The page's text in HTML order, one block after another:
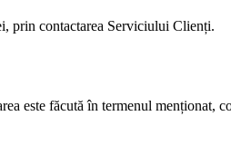
prin contactarea Serviciului Clienți.
este făcută în termenul menționat,